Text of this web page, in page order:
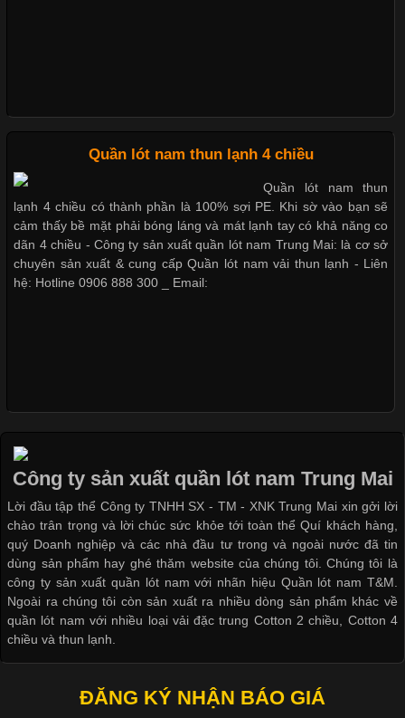
Chất Liệu Bamboo Xu Hướng Mới Trong Ngành Thời Trang
Trong những năm gần đây, vải Bamboo đang trở thành một
trong những chất liệu được yêu thích trong ngành thời trang
nhờ đặc tính mềm mại, thoáng khí và thân thiện với môi trường.
Không chỉ được ứng dụng trong quần áo thường ngày, loại vải
này còn xuất hiện nhiều trong các sản phẩm đồ lót
Vải thun là một trong những chất liệu được sử dụng rộng rãi
nhất trong ngành thời trang nhờ đặc tính co giãn, mềm mại và
thoải mái khi mặc. Từ áo thun, đồ thể thao cho đến đồ lót nam,
vải thun luôn đóng vai trò quan trọng trong quá trình sản xuất.
Hiện nay, nhu cầu tìm kiếm quần lót nam giá
Xu Hướng Form Áo Thun Phổ Biến Trong Ngành May Mặc
Các Form Áo Thun Phổ Biến Hiện Nay Và Xu Hướng Trong
Bộ sưu tập quần lót nam Boxer TpHCM
Quần lót nam boxer thun lạnh
Nguyên bộ quần lót nam Boxer thun lạnh giá rẻ
Quần lót nam thun lạnh 4 chiều
Quần lót nam thun
lạnh 4 chiều có thành phần là 100% sợi PE. Khi sờ vào bạn sẽ
cảm thấy bề mặt phải bóng láng và mát lạnh tay có khả năng co
dãn 4 chiều - Công ty sản xuất quần lót nam Trung Mai: là cơ sở
chuyên sản xuất & cung cấp Quần lót nam vải thun lạnh - Liên
hệ: Hotline 0906 888 300 _ Email:
Công ty sản xuất quần lót nam Trung Mai
Lời đầu tập thể Công ty TNHH SX - TM - XNK Trung Mai xin gởi lời
chào trân trọng và lời chúc sức khỏe tới toàn thể Quí khách hàng,
quý Doanh nghiệp và các nhà đầu tư trong và ngoài nước đã tin
dùng sản phẩm hay ghé thăm website của chúng tôi. Chúng tôi là
công ty sản xuất quần lót nam với nhãn hiệu Quần lót nam T&M.
Ngoài ra chúng tôi còn sản xuất ra nhiều dòng sản phẩm khác về
quần lót nam với nhiều loại vải đặc trung Cotton 2 chiều, Cotton 4
chiều và thun lạnh.
ĐĂNG KÝ NHẬN BÁO GIÁ